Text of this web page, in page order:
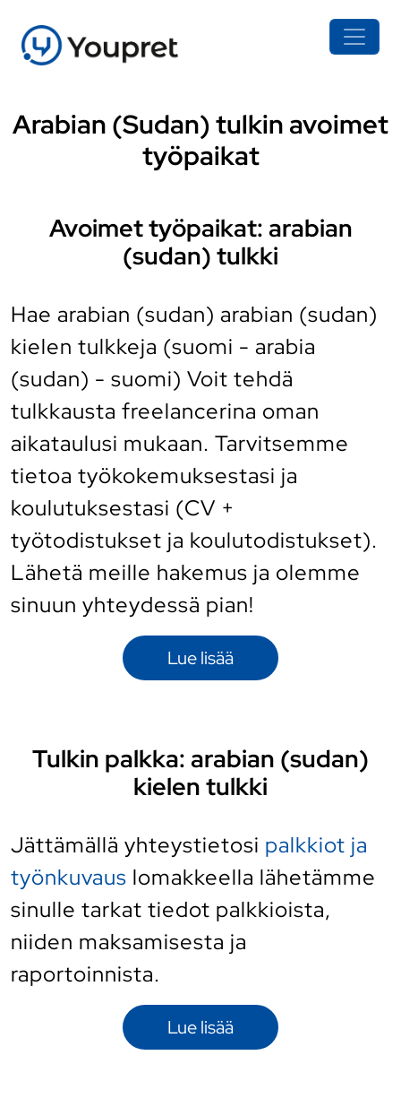
Arabian (Sudan) tulkin avoimet
työpaikat
Avoimet työpaikat: arabian
(sudan) tulkki
Hae arabian (sudan) arabian (sudan)
kielen tulkkeja (suomi - arabia
(sudan) - suomi) Voit tehdä
tulkkausta freelancerina oman
aikataulusi mukaan. Tarvitsemme
tietoa työkokemuksestasi ja
koulutuksestasi (CV +
työtodistukset ja koulutodistukset).
Lähetä meille hakemus ja olemme
sinuun yhteydessä pian!
Lue lisää
Tulkin palkka: arabian (sudan)
kielen tulkki
Jättämällä yhteystietosi palkkiot ja
työnkuvaus lomakkeella lähetämme
sinulle tarkat tiedot palkkioista,
niiden maksamisesta ja
raportoinnista.
Lue lisää